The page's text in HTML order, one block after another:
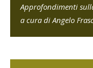
Approfondimenti
a cura di Angelo